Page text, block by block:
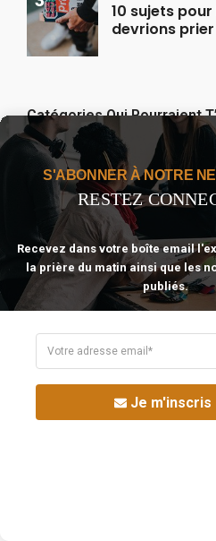
10 sujets
devrions
Catégories Qui Pourraient
Célibataire Épanoui
Se Préparer Au
Mariage
85
The real voyage of discovery
seeing with new eyes. All journeys
S'ABONNER À NOTRE
RESTEZ
Recevez dans votre boîte email
la prière du matin ainsi que les
publiés.
Je m'inscris